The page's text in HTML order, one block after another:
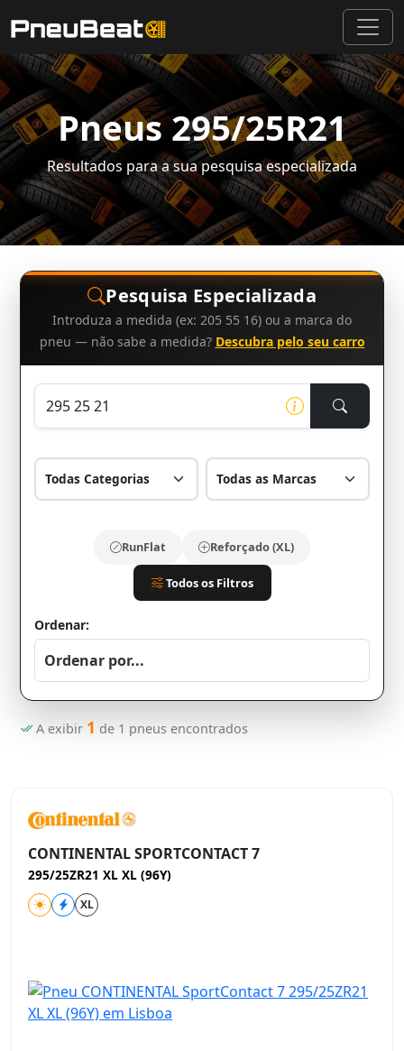
Pneus 295/25R21
Resultados para a sua pesquisa especializada
Pesquisa Especializada
Introduza a medida (ex: 205 55 16) ou a marca do
pneu — não sabe a medida? Descubra pelo seu carro
RunFlat Reforçado (XL)
Todos os Filtros
Ordenar:
A exibir 1 de 1 pneus encontrados
CONTINENTAL SPORTCONTACT 7
295/25ZR21 XL XL (96Y)
XL